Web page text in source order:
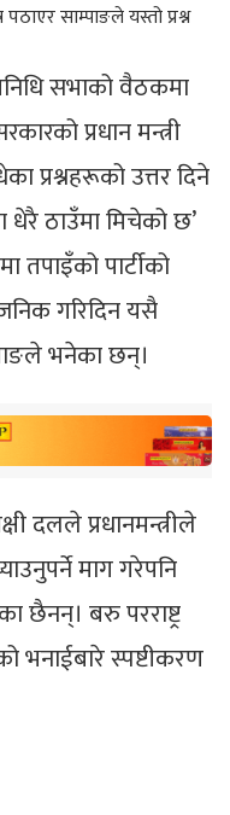
साम्पाङले यस्तो प्रश्न
सभाको वैठकमा
प्रधान मन्त्री
प्रश्नहरूको उत्तर दिने
धेरै ठाउँमा मिचेको छ’
तपाइँको पार्टीको
गरिदिन यसै
भनेका छन्।
दलले प्रधानमन्त्रीले
माग गरेपनि
छैनन्। बरु परराष्ट्र
भनाईबारे स्पष्टीकरण